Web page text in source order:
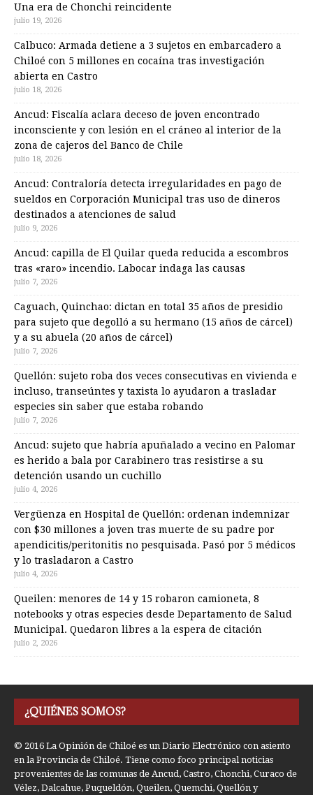
Una era de Chonchi reincidente
julio 19, 2026
Calbuco: Armada detiene a 3 sujetos en embarcadero a
Chiloé con 5 millones en cocaína tras investigación
abierta en Castro
julio 18, 2026
Ancud: Fiscalía aclara deceso de joven encontrado
inconsciente y con lesión en el cráneo al interior de la
zona de cajeros del Banco de Chile
julio 18, 2026
Ancud: Contraloría detecta irregularidades en pago de
sueldos en Corporación Municipal tras uso de dineros
destinados a atenciones de salud
julio 9, 2026
Ancud: capilla de El Quilar queda reducida a escombros
tras «raro» incendio. Labocar indaga las causas
julio 7, 2026
Caguach, Quinchao: dictan en total 35 años de presidio
para sujeto que degolló a su hermano (15 años de cárcel)
y a su abuela (20 años de cárcel)
julio 7, 2026
Quellón: sujeto roba dos veces consecutivas en vivienda e
incluso, transeúntes y taxista lo ayudaron a trasladar
especies sin saber que estaba robando
julio 7, 2026
Ancud: sujeto que habría apuñalado a vecino en Palomar
es herido a bala por Carabinero tras resistirse a su
detención usando un cuchillo
julio 4, 2026
Vergüenza en Hospital de Quellón: ordenan indemnizar
con $30 millones a joven tras muerte de su padre por
apendicitis/peritonitis no pesquisada. Pasó por 5 médicos
y lo trasladaron a Castro
julio 4, 2026
Queilen: menores de 14 y 15 robaron camioneta, 8
notebooks y otras especies desde Departamento de Salud
Municipal. Quedaron libres a la espera de citación
julio 2, 2026
¿QUIÉNES SOMOS?
© 2016 La Opinión de Chiloé es un Diario Electrónico con asiento
en la Provincia de Chiloé. Tiene como foco principal noticias
provenientes de las comunas de Ancud, Castro, Chonchi, Curaco de
Vélez, Dalcahue, Puqueldón, Queilen, Quemchi, Quellón y